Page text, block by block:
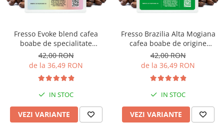
Fresso Evoke blend cafea
boabe de specialitate
proaspăt prăjită
42,00 RON
de la 36,49 RON
IN STOC
VEZI VARIANTE
Fresso Brazilia Alta Mogiana
cafea boabe de origine
proaspăt prăjită
42,00 RON
de la 36,49 RON
IN STOC
VEZI VARIANTE